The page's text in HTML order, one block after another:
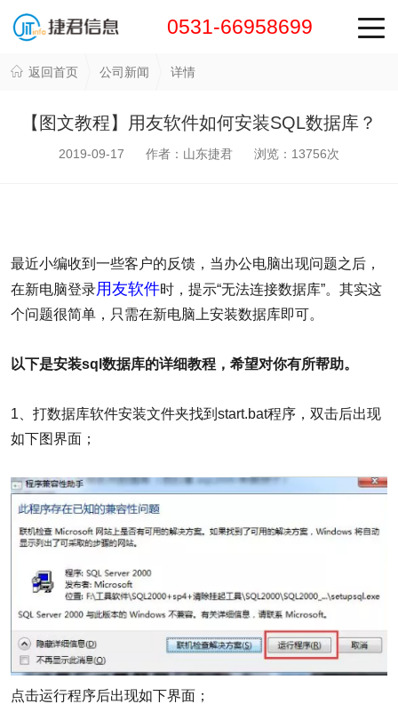
0531-66958699
返回首页 公司新闻 详情
【图文教程】用友软件如何安装SQL数据库？
2019-09-17 作者：山东捷君 浏览： 13756次
最近小编收到一些客户的反馈，当办公电脑出现问题之后，
在新电脑登录用友软件时，提示“无法连接数据库”。其实这
个问题很简单，只需在新电脑上安装数据库即可。
以下是安装sql数据库的详细教程，希望对你有所帮助。
1、打数据库软件安装文件夹找到start.bat程序，双击后出现
如下图界面；
点击运行程序后出现如下界面；